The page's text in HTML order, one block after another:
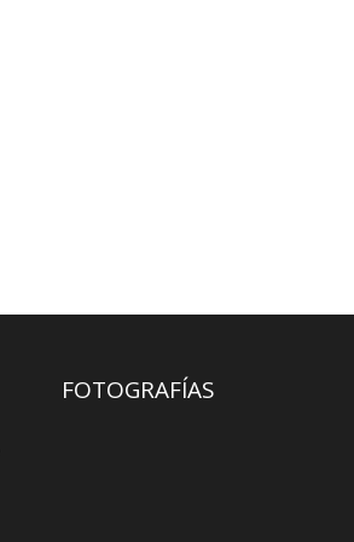
FOTOGRAFÍAS